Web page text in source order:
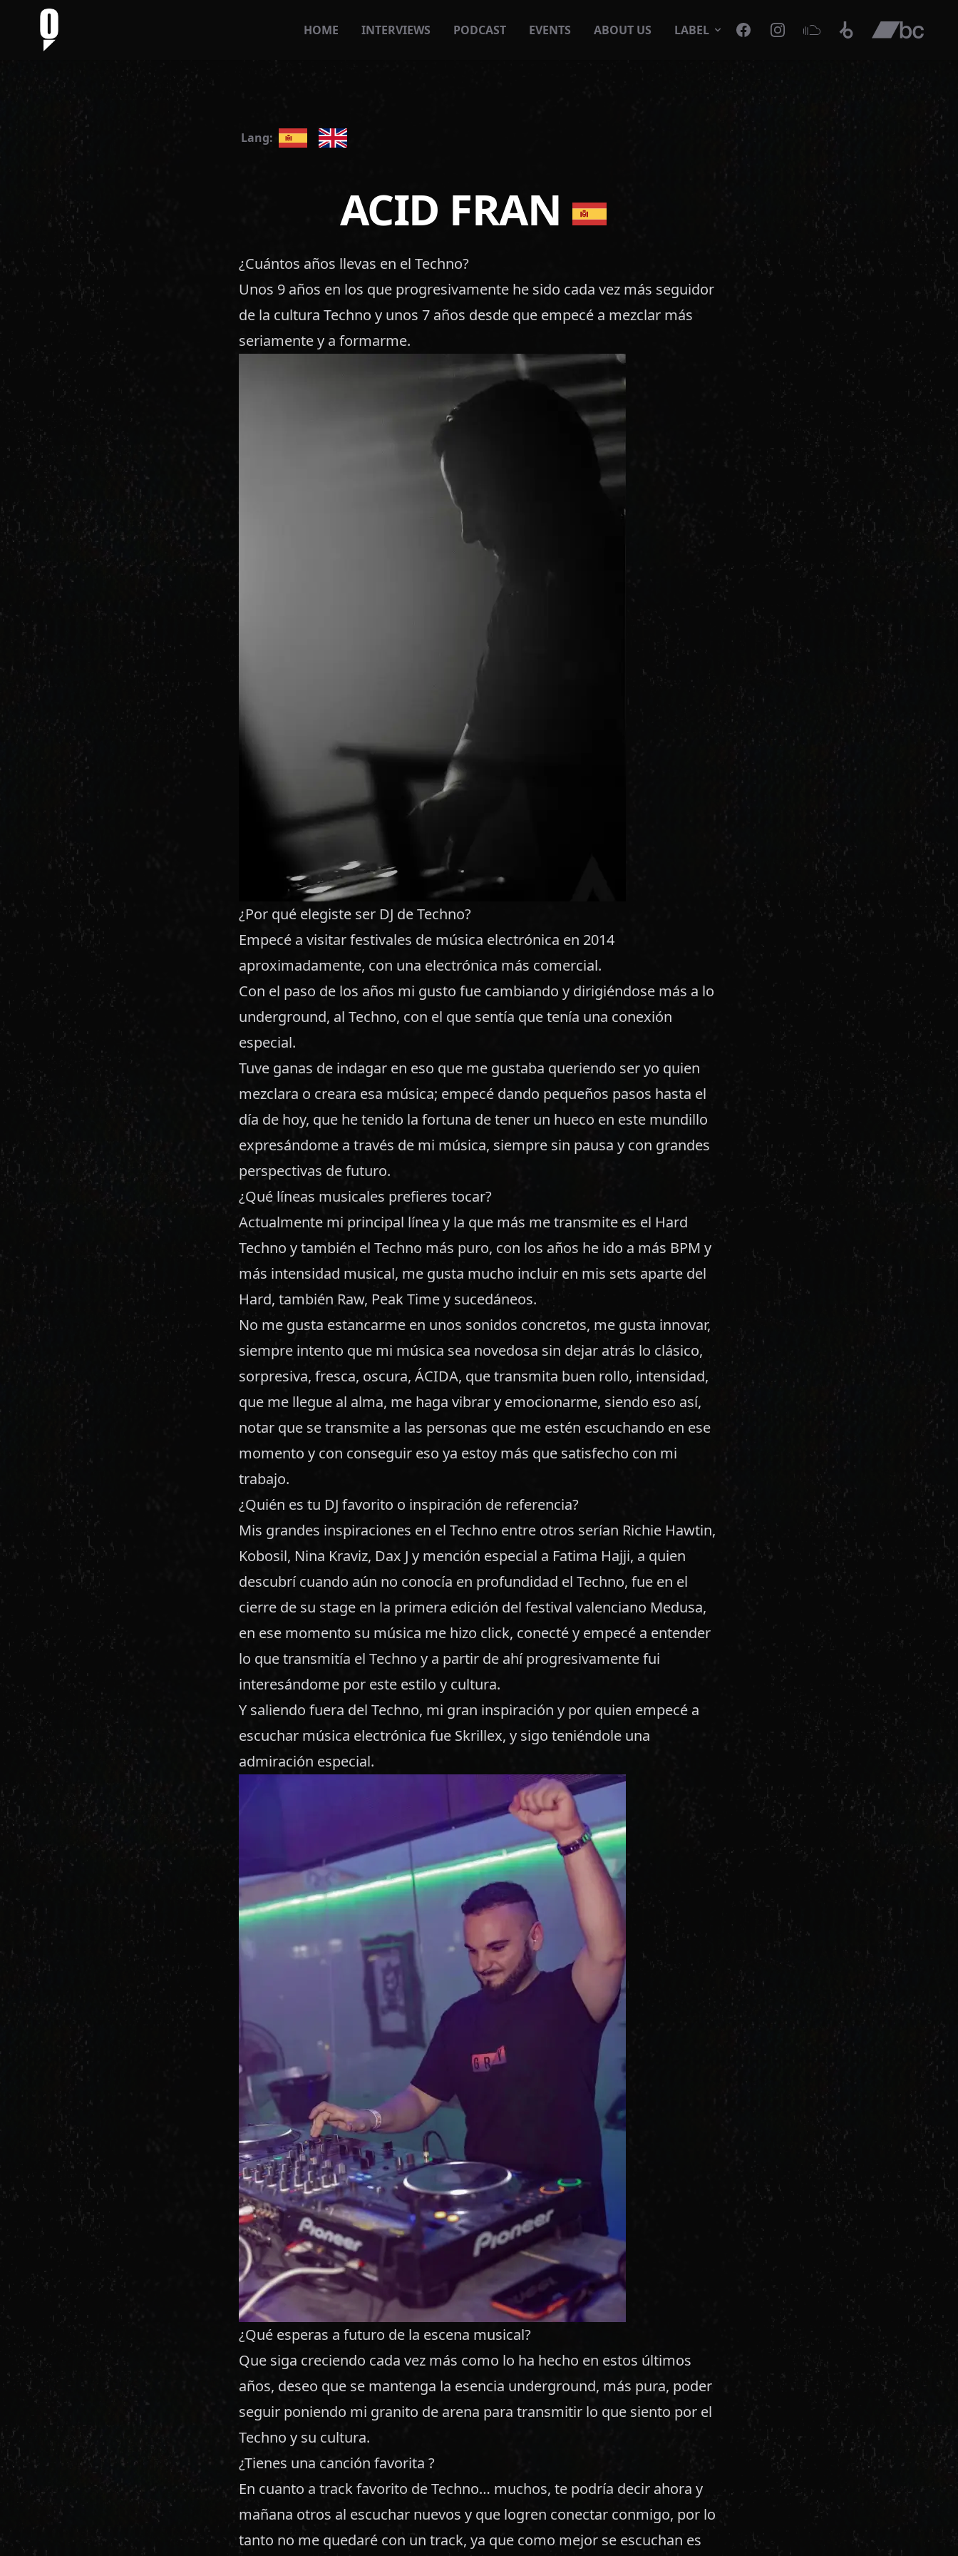
HOME INTERVIEWS PODCAST EVENTS ABOUT US LABEL FacebookInstagramSoundCloud
BeatportBandcamp
Lang:
ACID FRAN
¿Cuántos años llevas en el Techno?
Unos 9 años en los que progresivamente he sido cada vez más seguidor
de la cultura Techno y unos 7 años desde que empecé a mezclar más
seriamente y a formarme.
¿Por qué elegiste ser DJ de Techno?
Empecé a visitar festivales de música electrónica en 2014
aproximadamente, con una electrónica más comercial.
Con el paso de los años mi gusto fue cambiando y dirigiéndose más a lo
underground, al Techno, con el que sentía que tenía una conexión
especial.
Tuve ganas de indagar en eso que me gustaba queriendo ser yo quien
mezclara o creara esa música; empecé dando pequeños pasos hasta el
día de hoy, que he tenido la fortuna de tener un hueco en este mundillo
expresándome a través de mi música, siempre sin pausa y con grandes
perspectivas de futuro.
¿Qué líneas musicales prefieres tocar?
Actualmente mi principal línea y la que más me transmite es el Hard
Techno y también el Techno más puro, con los años he ido a más BPM y
más intensidad musical, me gusta mucho incluir en mis sets aparte del
Hard, también Raw, Peak Time y sucedáneos.
No me gusta estancarme en unos sonidos concretos, me gusta innovar,
siempre intento que mi música sea novedosa sin dejar atrás lo clásico,
sorpresiva, fresca, oscura, ÁCIDA, que transmita buen rollo, intensidad,
que me llegue al alma, me haga vibrar y emocionarme, siendo eso así,
notar que se transmite a las personas que me estén escuchando en ese
momento y con conseguir eso ya estoy más que satisfecho con mi
trabajo.
¿Quién es tu DJ favorito o inspiración de referencia?
Mis grandes inspiraciones en el Techno entre otros serían Richie Hawtin,
Kobosil, Nina Kraviz, Dax J y mención especial a Fatima Hajji, a quien
descubrí cuando aún no conocía en profundidad el Techno, fue en el
cierre de su stage en la primera edición del festival valenciano Medusa,
en ese momento su música me hizo click, conecté y empecé a entender
lo que transmitía el Techno y a partir de ahí progresivamente fui
interesándome por este estilo y cultura.
Y saliendo fuera del Techno, mi gran inspiración y por quien empecé a
escuchar música electrónica fue Skrillex, y sigo teniéndole una
admiración especial.
¿Qué esperas a futuro de la escena musical?
Que siga creciendo cada vez más como lo ha hecho en estos últimos
años, deseo que se mantenga la esencia underground, más pura, poder
seguir poniendo mi granito de arena para transmitir lo que siento por el
Techno y su cultura.
¿Tienes una canción favorita ?
En cuanto a track favorito de Techno… muchos, te podría decir ahora y
mañana otros al escuchar nuevos y que logren conectar conmigo, por lo
tanto no me quedaré con un track, ya que como mejor se escuchan es